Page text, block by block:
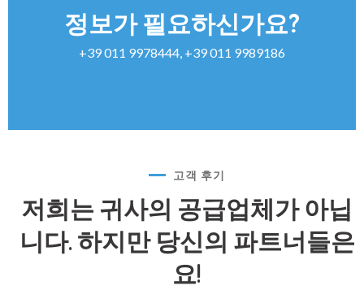
정보가 필요하신가요?
+39 011 9978444, +39 011 9989186
고객 후기
저희는 귀사의 공급업체가 아닙
니다. 하지만 당신의 파트너들은
요!